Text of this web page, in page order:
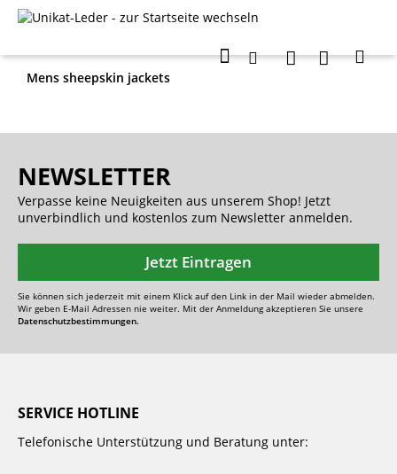
Mens sheepskin jackets
NEWSLETTER
Verpasse keine Neuigkeiten aus unserem Shop! Jetzt
unverbindlich und kostenlos zum Newsletter anmelden.
Jetzt Eintragen
Sie können sich jederzeit mit einem Klick auf den Link in der Mail wieder abmelden.
Wir geben E-Mail Adressen nie weiter. Mit der Anmeldung akzeptieren Sie unsere
Datenschutzbestimmungen.
SERVICE HOTLINE
Telefonische Unterstützung und Beratung unter: